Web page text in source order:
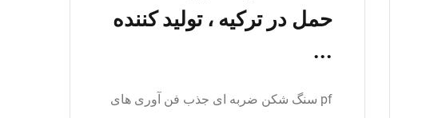
حمل در ترکیه ، تولید کننده
...
pf سنگ شکن ضربه ای جذب فن آوری های